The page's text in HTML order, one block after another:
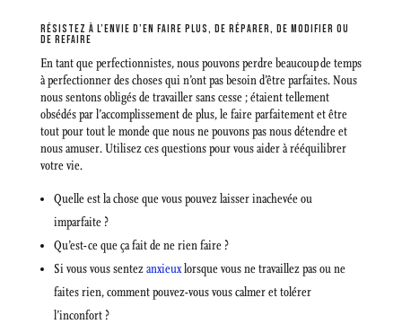
RÉSISTEZ À L’ENVIE D’EN FAIRE PLUS, DE RÉPARER, DE MODIFIER OU
DE REFAIRE
En tant que perfectionnistes, nous pouvons perdre beaucoup de temps
à perfectionner des choses qui n’ont pas besoin d’être parfaites. Nous
nous sentons obligés de travailler sans cesse ; étaient tellement
obsédés par l’accomplissement de plus, le faire parfaitement et être
tout pour tout le monde que nous ne pouvons pas nous détendre et
nous amuser. Utilisez ces questions pour vous aider à rééquilibrer
votre vie.
Quelle est la chose que vous pouvez laisser inachevée ou
imparfaite ?
Qu’est-ce que ça fait de ne rien faire ?
Si vous vous sentezanxieuxlorsque vous ne travaillez pas ou ne
faites rien, comment pouvez-vous vous calmer et tolérer
l’inconfort ?